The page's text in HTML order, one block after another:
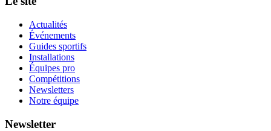
Actualités
Événements
Guides sportifs
Installations
Équipes pro
Compétitions
Newsletters
Notre équipe
Newsletter